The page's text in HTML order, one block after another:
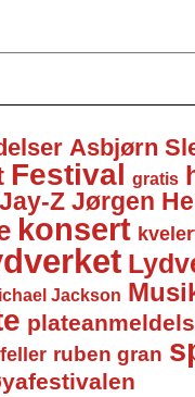
Asbjørn
Festival gratis
Jay-Z Jørgen
konsert
Jackson
ruben gran